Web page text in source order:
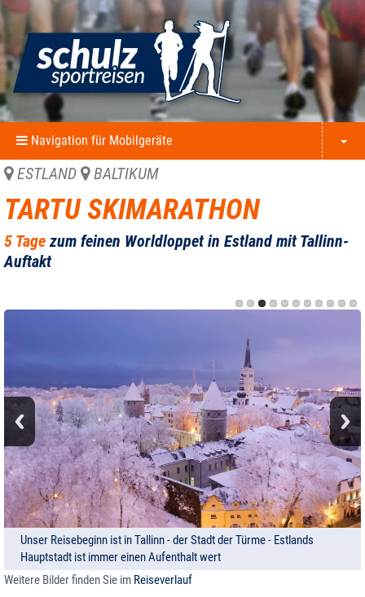
Navigation für Mobilgeräte
ESTLAND BALTIKUM
TARTU SKIMARATHON
5 Tagezum feinen Worldloppet in Estland mit Tallinn-
Auftakt
Unser Reisebeginn ist in Tallinn - der Stadt der Türme - Estlands
Hauptstadt ist immer einen Aufenthalt wert
Weitere Bilder finden Sie im Reiseverlauf